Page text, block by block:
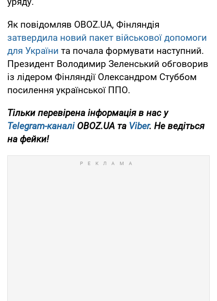
Як повідомляв OBOZ.UA, Фінляндія
затвердила новий пакет військової допомоги
для України та почала формувати наступний.
Президент Володимир Зеленський обговорив
із лідером Фінляндії Олександром Стуббом
посилення української ППО.
Тільки перевірена інформація в нас у
Telegram-каналіOBOZ.UA та Viber. Не ведіться
на фейки!